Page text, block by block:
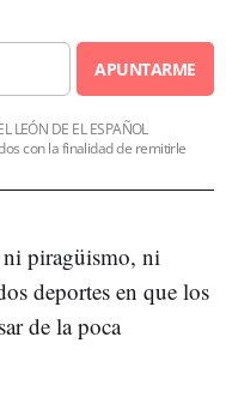
APUNTARME
LEÓN DE EL ESPAÑOL
con la finalidad de remitirle
piragüismo, ni
deportes en que los
de la poca